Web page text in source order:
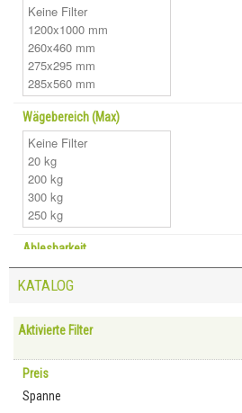
Wägebereich (Max)
Ablesbarkeit
KATALOG
Aktivierte Filter
Preis
Spanne